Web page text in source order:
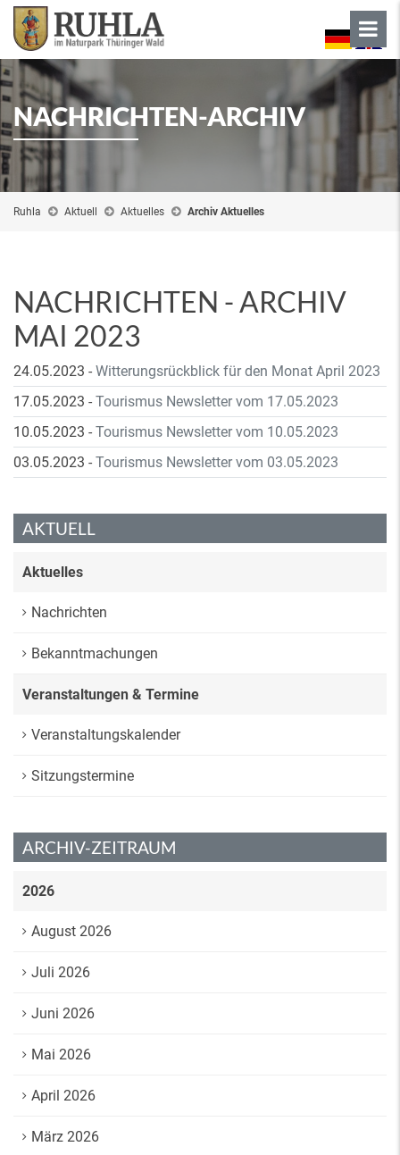
NACHRICHTEN-ARCHIV
Ruhla Aktuell Aktuelles Archiv Aktuelles
NACHRICHTEN - ARCHIV
MAI 2023
24.05.2023 - Witterungsrückblick für den Monat April 2023
17.05.2023 - Tourismus Newsletter vom 17.05.2023
10.05.2023 - Tourismus Newsletter vom 10.05.2023
03.05.2023 - Tourismus Newsletter vom 03.05.2023
AKTUELL
Aktuelles
Nachrichten
Bekanntmachungen
Veranstaltungen & Termine
Veranstaltungskalender
Sitzungstermine
ARCHIV-ZEITRAUM
2026
August 2026
Juli 2026
Juni 2026
Mai 2026
April 2026
März 2026